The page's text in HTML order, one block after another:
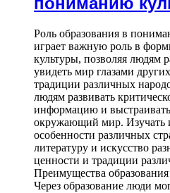
Роль образования в
играет важную роль в
культуры, позволяя людям
увидеть мир глазами
традиции различных
людям развивать
информацию и
окружающий мир. Изучать
особенности различных
литературу и искусство
ценности и традиции
Преимущества
Через образование люди